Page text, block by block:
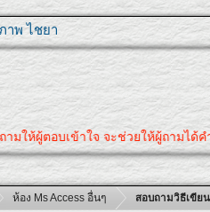
าพ ไชยา
มให้ผู้ตอบเข้าใจ จะช่วยให้ผู้ถามได้
ห้อง Ms Access อื่นๆ สอบถามวิธีเขีย